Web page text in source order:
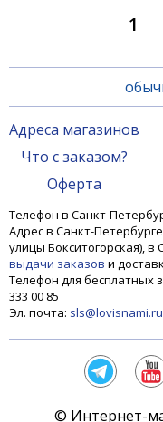
1
Адреса магазинов
Что с заказом?
Оферта
Телефон в Санкт-
Адрес в Санкт-
улицы Бокситогорская), в
выдачи заказов и
Телефон для бесплатных
333 00 85
Эл. почта: sls@lovisnami.ru
© Интернет-